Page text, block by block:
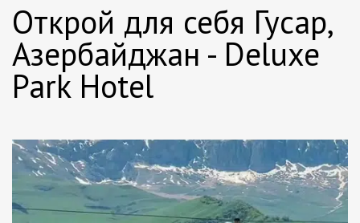
Открой для себя Гусар,
Азербайджан - Deluxe
Park Hotel